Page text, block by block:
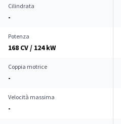
Cilindrata
-
Potenza
168 CV / 124 kW
Coppia motrice
-
Velocità massima
-